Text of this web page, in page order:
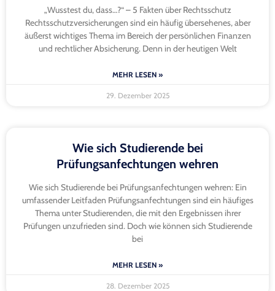
„Wusstest du, dass…?“ – 5 Fakten über Rechtsschutz
Rechtsschutzversicherungen sind ein häufig übersehenes, aber
äußerst wichtiges Thema im Bereich der persönlichen Finanzen
und rechtlicher Absicherung. Denn in der heutigen Welt
MEHR LESEN »
29. Dezember 2025
Wie sich Studierende bei
Prüfungsanfechtungen wehren
Wie sich Studierende bei Prüfungsanfechtungen wehren: Ein
umfassender Leitfaden Prüfungsanfechtungen sind ein häufiges
Thema unter Studierenden, die mit den Ergebnissen ihrer
Prüfungen unzufrieden sind. Doch wie können sich Studierende
bei
MEHR LESEN »
28. Dezember 2025